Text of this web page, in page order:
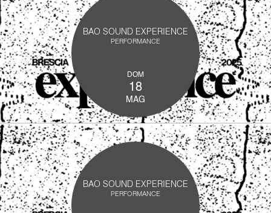
BAO SOUND EXPERIENCE
PERFORMANCE
DOM
18
MAG
BAO SOUND EXPERIENCE
PERFORMANCE